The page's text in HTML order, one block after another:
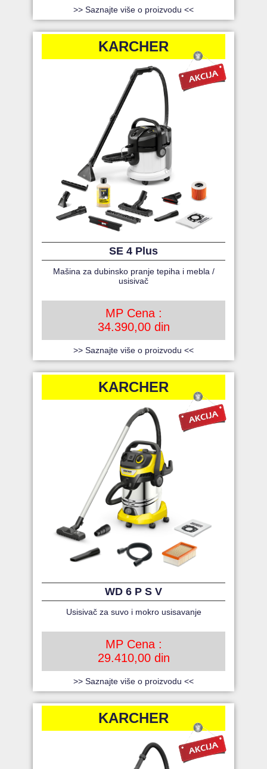
>> Saznajte više o proizvodu <<
KARCHER
SE 4 Plus
Mašina za dubinsko pranje tepiha i mebla /
usisivač
MP Cena :
34.390,00 din
>> Saznajte više o proizvodu <<
KARCHER
WD 6 P S V
Usisivač za suvo i mokro usisavanje
MP Cena :
29.410,00 din
>> Saznajte više o proizvodu <<
KARCHER